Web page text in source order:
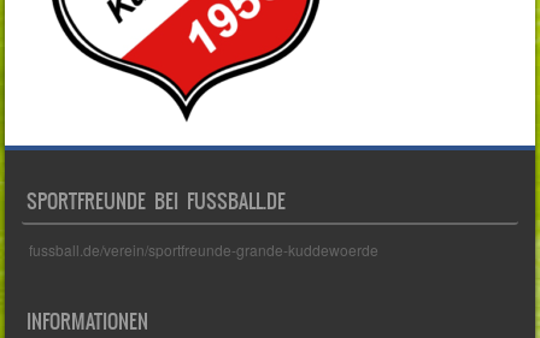
SPORTFREUNDE BEI FUSSBALL.DE
fussball.de/verein/sportfreunde-grande-kuddewoerde
INFORMATIONEN